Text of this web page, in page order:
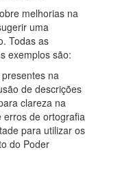
melhorias na
uma
Todas as
exemplos são:
na
de descrições
clareza na
erros de ortografia
para utilizar os
do Poder